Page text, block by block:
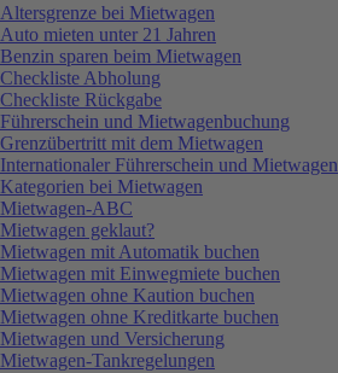
Altersgrenze bei Mietwagen
Auto mieten unter 21 Jahren
Benzin sparen beim Mietwagen
Checkliste Abholung
Checkliste Rückgabe
Führerschein und Mietwagenbuchung
Grenzübertritt mit dem Mietwagen
Internationaler Führerschein und Mietwagen
Kategorien bei Mietwagen
Mietwagen-ABC
Mietwagen geklaut?
Mietwagen mit Automatik buchen
Mietwagen mit Einwegmiete buchen
Mietwagen ohne Kaution buchen
Mietwagen ohne Kreditkarte buchen
Mietwagen und Versicherung
Mietwagen-Tankregelungen